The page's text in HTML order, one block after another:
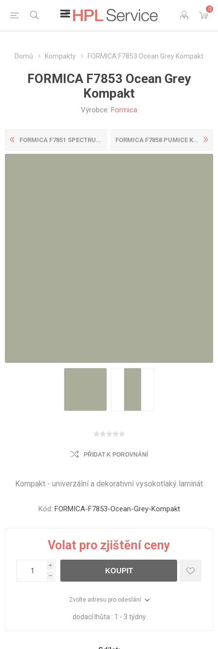
0
Domů Kompakty FORMICA F7853 Ocean Grey Kompakt
FORMICA F7853 Ocean Grey
Kompakt
Výrobce: Formica
FORMICA F7851 SPECTRUM BLUE... FORMICA F7858 PUMICE KOMPAK...
PŘIDAT K POROVNÁNÍ
Kompakt - univerzální a dekorativní vysokotlaký laminát
Kód: FORMICA-F7853-Ocean-Grey-Kompakt
Volat pro zjištění ceny
i
h
KOUPIT
Zvolte adresu pro odeslání
dodací lhůta : 1 - 3 týdny